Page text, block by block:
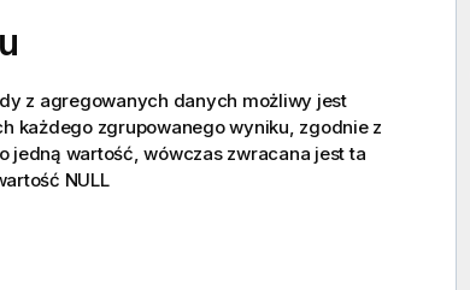
z agregowanych danych możliwy jest
każdego zgrupowanego wyniku, zgodnie z
jedną wartość, wówczas zwracana jest ta
NULL